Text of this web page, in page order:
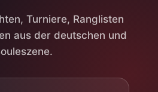
Turniere, Ranglisten
aus der deutschen und